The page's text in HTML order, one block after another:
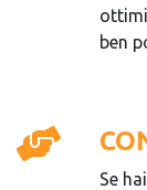
ben
Se